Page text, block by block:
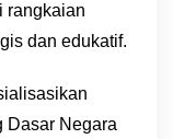
rangkaian
dan edukatif.
Dasar Negara